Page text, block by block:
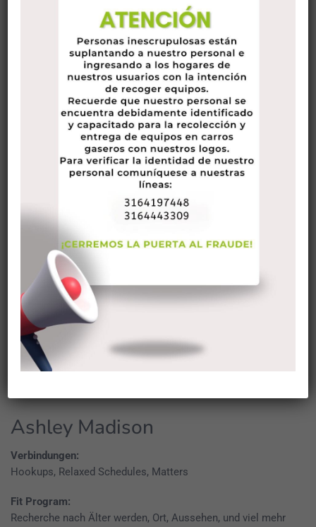
ich glaube wir können alle vollkommen zustimmen, dass
Einrichten mit jemandem sollte nicht Kosten etwas, jedoch
einige Verbindungen Websites haben Gebühren sowie
anderen Grenzen das kann wirklich Krampf dein Ding. Wenn
Sie suchen nach einem kostenlosen Anschluss website –
one which herausziehen die Abbuchungskarte einfach zu zu
bekommen – dann hast du die Chance angekommen der
Am Ende, da dieser alte Song behauptet, einige der besten
Situationen im täglichen Leben sind kostenlos Kosten. Ein
fantastischer Snap an einem Sommertag. Ein herzliches
Diskussion mit einem Freund. Ein Toben
{im|innerhalb|innerhalb|innerhalb|während
des|für|in|innerhalb|innerhalb |, wenn Sie die Blätter mit einer
du einfach gefunden.
Dieser Artikel wird hervorheben die Quintessenz Kosten-
effektiv Dating Anwendungen was sein kann befreit, um sich
zu befreien, sich anzuschließen und zu haben und auch zu
haben und jetzt zu haben und zu besitzen und zu erhalten
und zu haben, während sie haben und dann haben und jetzt
und auch haben vielen Singles, die Tag in und Abend zum
Ashley Madison
Verbindungen:
Hookups, Relaxed Schedules, Matters
Fit Program:
Recherche nach Älter werden, Ort, Aussehen, und viel mehr